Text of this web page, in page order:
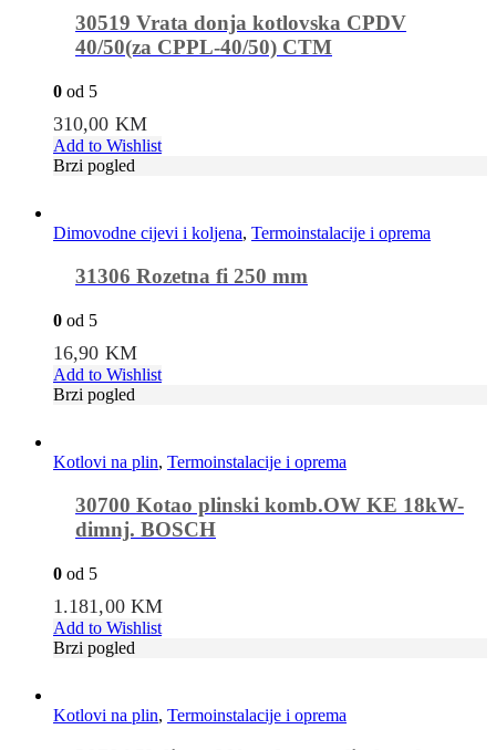
30519 Vrata donja kotlovska CPDV
40/50(za CPPL-40/50) CTM
0 od 5
310,00 KM
Add to Wishlist
Brzi pogled
Dimovodne cijevi i koljena, Termoinstalacije i oprema
31306 Rozetna fi 250 mm
0 od 5
16,90 KM
Add to Wishlist
Brzi pogled
Kotlovi na plin, Termoinstalacije i oprema
30700 Kotao plinski komb.OW KE 18kW-
dimnj. BOSCH
0 od 5
1.181,00 KM
Add to Wishlist
Brzi pogled
Kotlovi na plin, Termoinstalacije i oprema